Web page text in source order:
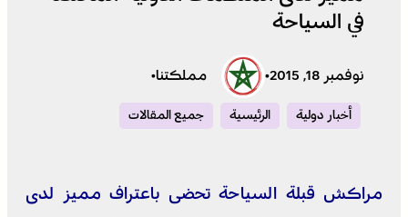
في السياحة
نوفمبر 18, 2015 • مملكتنا•
أخبار دولية الرئيسية جميع المقالات
مراكش قبلة السياحة تحضى باعتراف مميز لدى